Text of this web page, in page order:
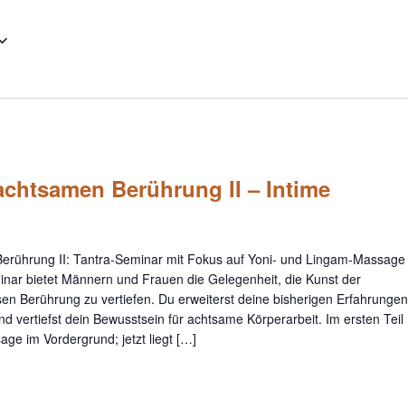
Berührung II – Intime
II: Tantra-Seminar mit Fokus auf Yoni- und Lingam-Massage
bietet Männern und Frauen die Gelegenheit, die Kunst der
Berührung zu vertiefen. Du erweiterst deine bisherigen Erfahrungen
vertiefst dein Bewusstsein für achtsame Körperarbeit. Im ersten Teil
im Vordergrund; jetzt liegt […]